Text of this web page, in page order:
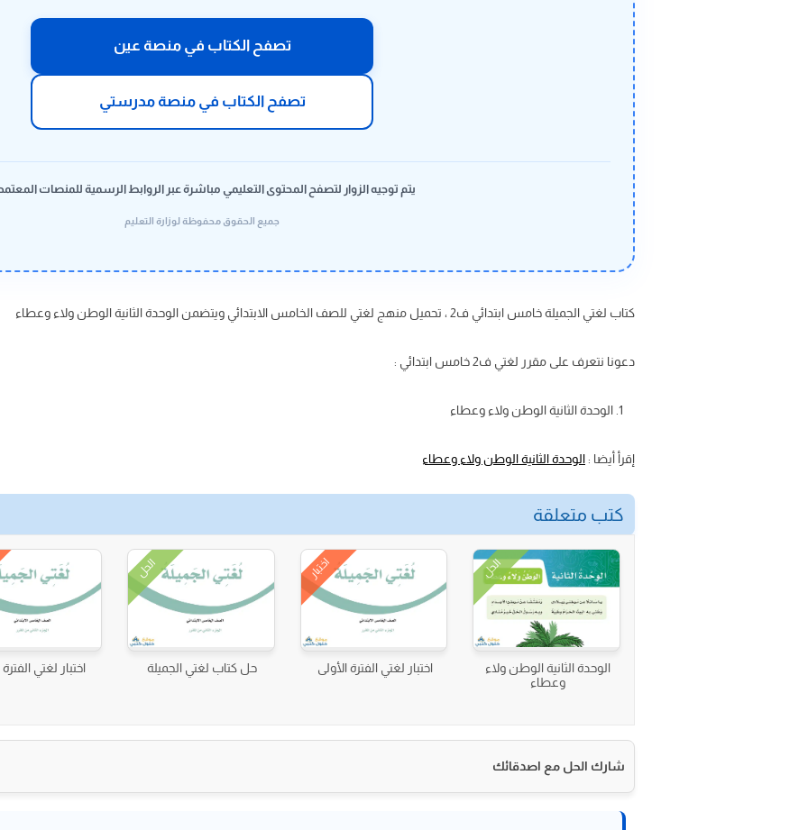
تصفح الكتاب في منصة عين
تصفح الكتاب في منصة مدرستي
يتم توجيه الزوار لتصفح المحتوى التعليمي مباشرة عبر الروابط الرسمية للمنصات
جميع الحقوق محفوظة لوزارة التعليم
كتاب لغتي الجميلة خامس ابتدائي ف2 ، تحميل منهج لغتي للصف الخامس الابتدائي ويتضمن الوحدة الثانية الوطن ولاء وعطاء
دعونا نتعرف على مقرر لغتي ف2 خامس ابتدائي :
الوحدة الثانية الوطن ولاء وعطاء
إقرأ أيضا :الوحدة الثانية الوطن ولاء وعطاء
كتب متعلقة
الحل
الوحدة الثانية الوطن ولاء
وعطاء
اختبار
اختبار لغتي الفترة الأولى
الحل
حل كتاب لغتي الجميلة اختبار لغتي الفترة
شارك الحل مع اصدقائك